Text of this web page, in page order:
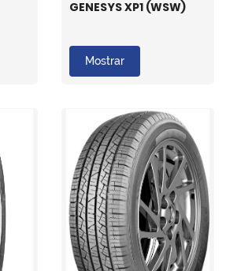
GENESYS XP1 (WSW)
Mostrar